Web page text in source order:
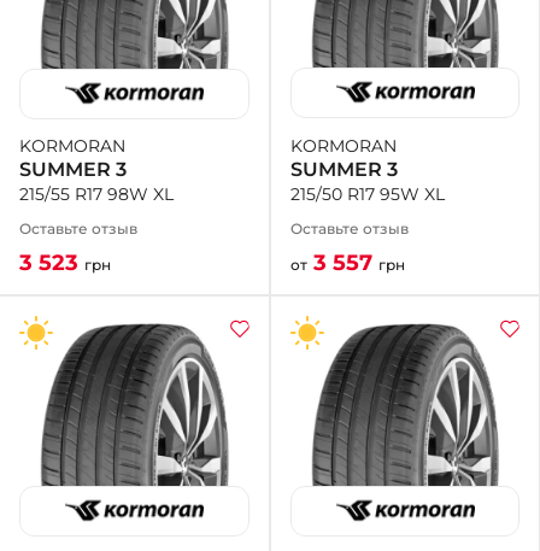
KORMORAN
SUMMER 3
215/55 R17 98W XL
Оставьте отзыв
3 523 грн
KORMORAN
SUMMER 3
215/50 R17 95W XL
Оставьте отзыв
от 3 557 грн